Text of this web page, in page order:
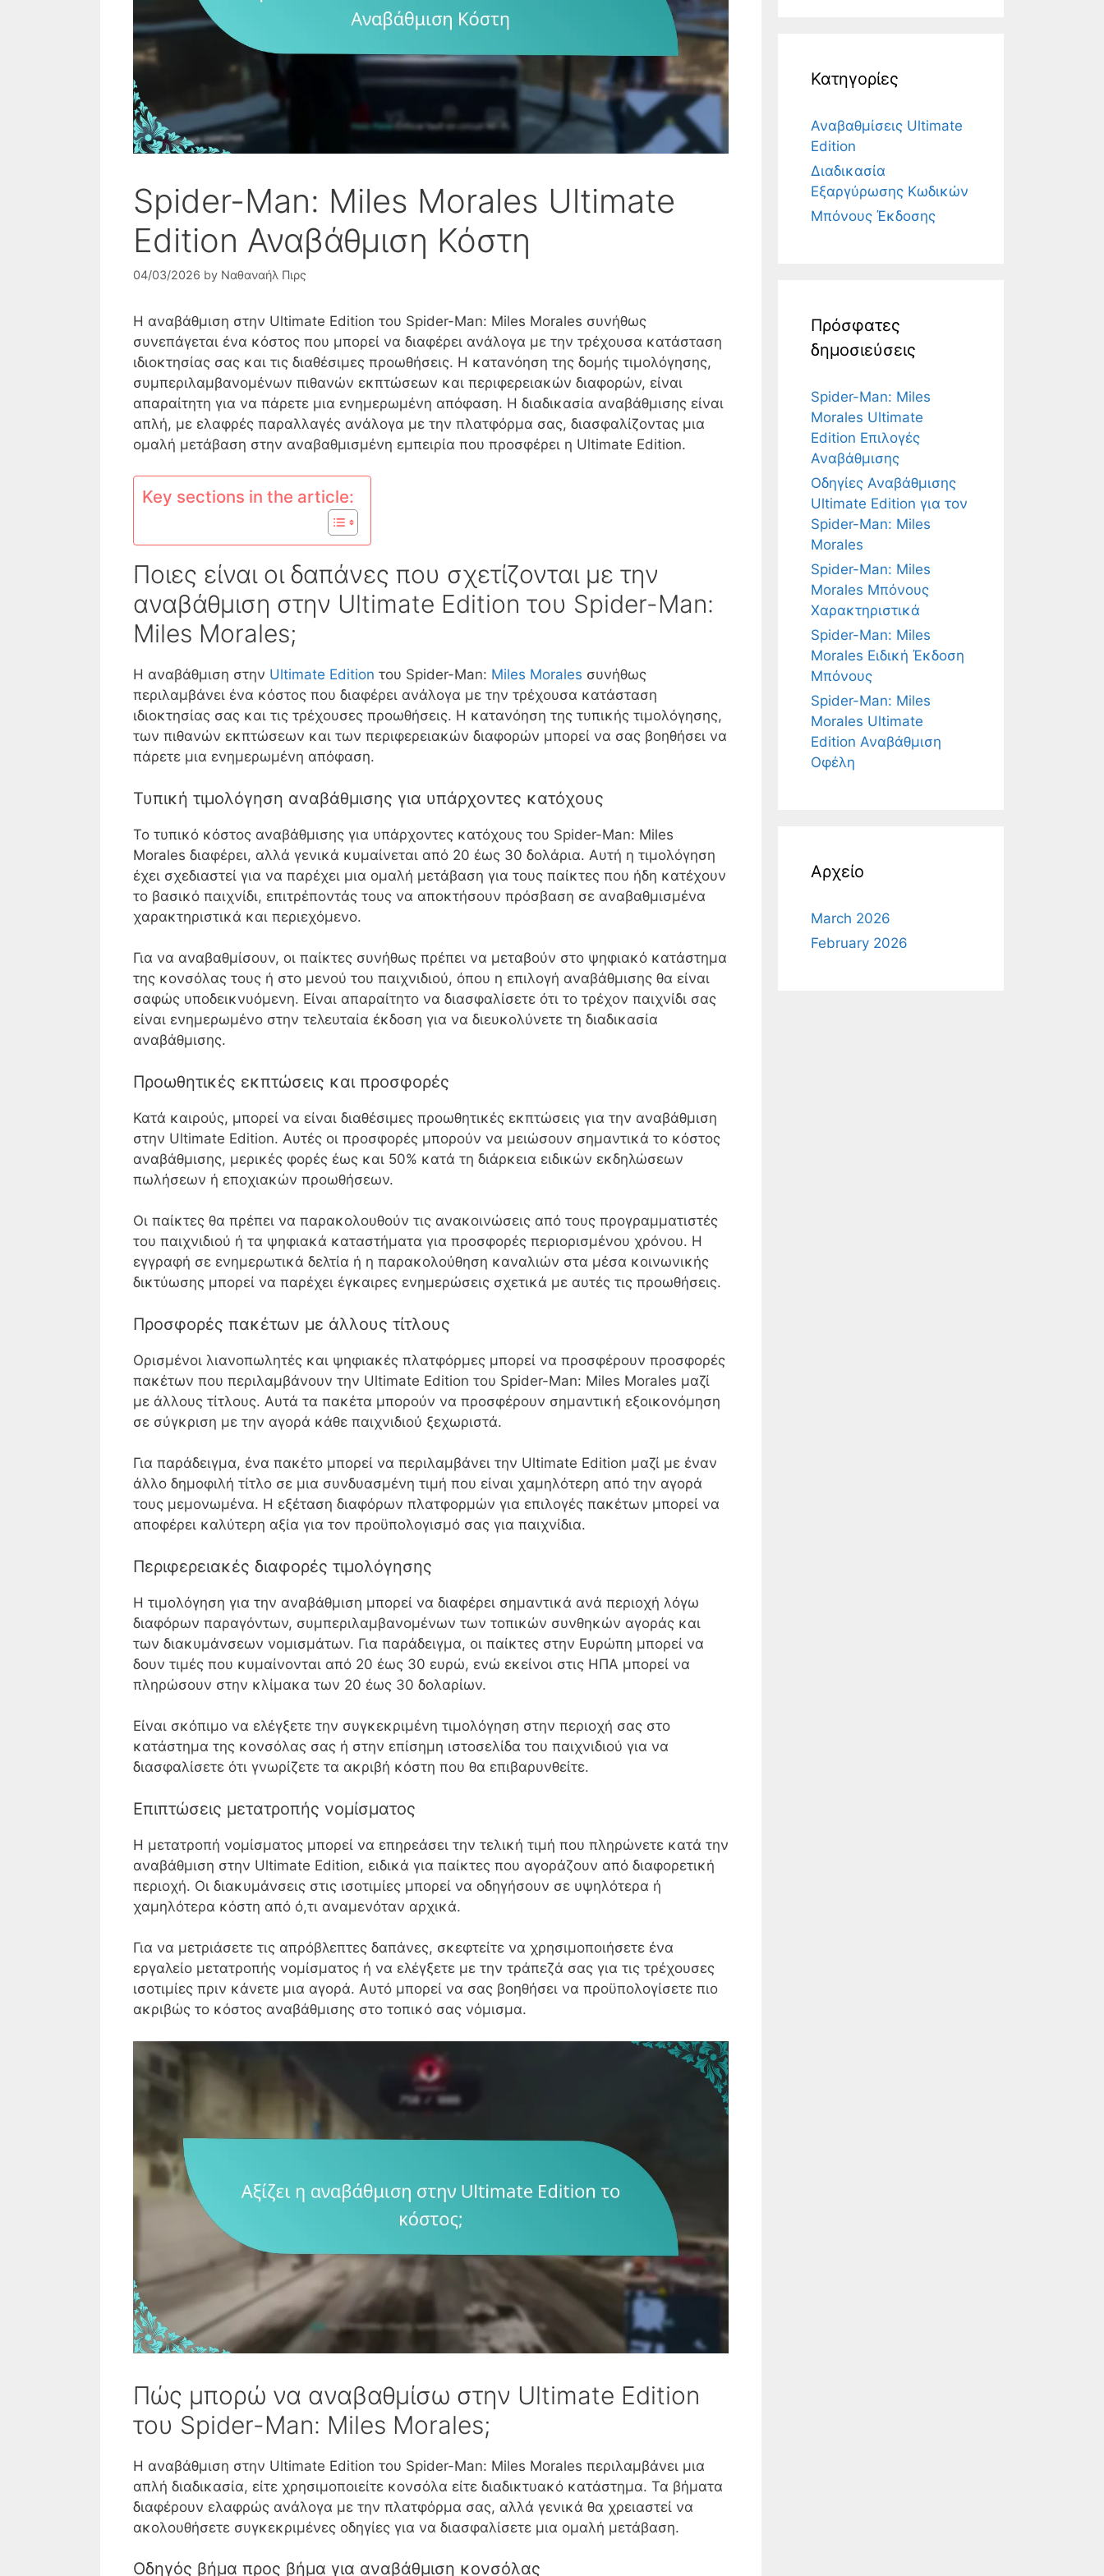
Spider-Man: Miles Morales Ultimate
Edition Αναβάθμιση Κόστη
04/03/2026 by Ναθαναήλ Πιρς
Η αναβάθμιση στην Ultimate Edition του Spider-Man: Miles Morales συνήθως
συνεπάγεται ένα κόστος που μπορεί να διαφέρει ανάλογα με την τρέχουσα κατάσταση
ιδιοκτησίας σας και τις διαθέσιμες προωθήσεις. Η κατανόηση της δομής τιμολόγησης,
συμπεριλαμβανομένων πιθανών εκπτώσεων και περιφερειακών διαφορών, είναι
απαραίτητη για να πάρετε μια ενημερωμένη απόφαση. Η διαδικασία αναβάθμισης είναι
απλή, με ελαφρές παραλλαγές ανάλογα με την πλατφόρμα σας, διασφαλίζοντας μια
ομαλή μετάβαση στην αναβαθμισμένη εμπειρία που προσφέρει η Ultimate Edition.
Key sections in the article:
Ποιες είναι οι δαπάνες που σχετίζονται με την
αναβάθμιση στην Ultimate Edition του Spider-Man:
Miles Morales;
Η αναβάθμιση στην Ultimate Edition του Spider-Man: Miles Morales συνήθως
περιλαμβάνει ένα κόστος που διαφέρει ανάλογα με την τρέχουσα κατάσταση
ιδιοκτησίας σας και τις τρέχουσες προωθήσεις. Η κατανόηση της τυπικής τιμολόγησης,
των πιθανών εκπτώσεων και των περιφερειακών διαφορών μπορεί να σας βοηθήσει να
πάρετε μια ενημερωμένη απόφαση.
Τυπική τιμολόγηση αναβάθμισης για υπάρχοντες κατόχους
Το τυπικό κόστος αναβάθμισης για υπάρχοντες κατόχους του Spider-Man: Miles
Morales διαφέρει, αλλά γενικά κυμαίνεται από 20 έως 30 δολάρια. Αυτή η τιμολόγηση
έχει σχεδιαστεί για να παρέχει μια ομαλή μετάβαση για τους παίκτες που ήδη κατέχουν
το βασικό παιχνίδι, επιτρέποντάς τους να αποκτήσουν πρόσβαση σε αναβαθμισμένα
χαρακτηριστικά και περιεχόμενο.
Για να αναβαθμίσουν, οι παίκτες συνήθως πρέπει να μεταβούν στο ψηφιακό κατάστημα
της κονσόλας τους ή στο μενού του παιχνιδιού, όπου η επιλογή αναβάθμισης θα είναι
σαφώς υποδεικνυόμενη. Είναι απαραίτητο να διασφαλίσετε ότι το τρέχον παιχνίδι σας
είναι ενημερωμένο στην τελευταία έκδοση για να διευκολύνετε τη διαδικασία
αναβάθμισης.
Προωθητικές εκπτώσεις και προσφορές
Κατά καιρούς, μπορεί να είναι διαθέσιμες προωθητικές εκπτώσεις για την αναβάθμιση
στην Ultimate Edition. Αυτές οι προσφορές μπορούν να μειώσουν σημαντικά το κόστος
αναβάθμισης, μερικές φορές έως και 50% κατά τη διάρκεια ειδικών εκδηλώσεων
πωλήσεων ή εποχιακών προωθήσεων.
Οι παίκτες θα πρέπει να παρακολουθούν τις ανακοινώσεις από τους προγραμματιστές
του παιχνιδιού ή τα ψηφιακά καταστήματα για προσφορές περιορισμένου χρόνου. Η
εγγραφή σε ενημερωτικά δελτία ή η παρακολούθηση καναλιών στα μέσα κοινωνικής
δικτύωσης μπορεί να παρέχει έγκαιρες ενημερώσεις σχετικά με αυτές τις προωθήσεις.
Προσφορές πακέτων με άλλους τίτλους
Ορισμένοι λιανοπωλητές και ψηφιακές πλατφόρμες μπορεί να προσφέρουν προσφορές
πακέτων που περιλαμβάνουν την Ultimate Edition του Spider-Man: Miles Morales μαζί
με άλλους τίτλους. Αυτά τα πακέτα μπορούν να προσφέρουν σημαντική εξοικονόμηση
σε σύγκριση με την αγορά κάθε παιχνιδιού ξεχωριστά.
Για παράδειγμα, ένα πακέτο μπορεί να περιλαμβάνει την Ultimate Edition μαζί με έναν
άλλο δημοφιλή τίτλο σε μια συνδυασμένη τιμή που είναι χαμηλότερη από την αγορά
τους μεμονωμένα. Η εξέταση διαφόρων πλατφορμών για επιλογές πακέτων μπορεί να
αποφέρει καλύτερη αξία για τον προϋπολογισμό σας για παιχνίδια.
Περιφερειακές διαφορές τιμολόγησης
Η τιμολόγηση για την αναβάθμιση μπορεί να διαφέρει σημαντικά ανά περιοχή λόγω
διαφόρων παραγόντων, συμπεριλαμβανομένων των τοπικών συνθηκών αγοράς και
των διακυμάνσεων νομισμάτων. Για παράδειγμα, οι παίκτες στην Ευρώπη μπορεί να
δουν τιμές που κυμαίνονται από 20 έως 30 ευρώ, ενώ εκείνοι στις ΗΠΑ μπορεί να
πληρώσουν στην κλίμακα των 20 έως 30 δολαρίων.
Είναι σκόπιμο να ελέγξετε την συγκεκριμένη τιμολόγηση στην περιοχή σας στο
κατάστημα της κονσόλας σας ή στην επίσημη ιστοσελίδα του παιχνιδιού για να
διασφαλίσετε ότι γνωρίζετε τα ακριβή κόστη που θα επιβαρυνθείτε.
Επιπτώσεις μετατροπής νομίσματος
Η μετατροπή νομίσματος μπορεί να επηρεάσει την τελική τιμή που πληρώνετε κατά την
αναβάθμιση στην Ultimate Edition, ειδικά για παίκτες που αγοράζουν από διαφορετική
περιοχή. Οι διακυμάνσεις στις ισοτιμίες μπορεί να οδηγήσουν σε υψηλότερα ή
χαμηλότερα κόστη από ό,τι αναμενόταν αρχικά.
Για να μετριάσετε τις απρόβλεπτες δαπάνες, σκεφτείτε να χρησιμοποιήσετε ένα
εργαλείο μετατροπής νομίσματος ή να ελέγξετε με την τράπεζά σας για τις τρέχουσες
ισοτιμίες πριν κάνετε μια αγορά. Αυτό μπορεί να σας βοηθήσει να προϋπολογίσετε πιο
ακριβώς το κόστος αναβάθμισης στο τοπικό σας νόμισμα.
Πώς μπορώ να αναβαθμίσω στην Ultimate Edition
του Spider-Man: Miles Morales;
Η αναβάθμιση στην Ultimate Edition του Spider-Man: Miles Morales περιλαμβάνει μια
απλή διαδικασία, είτε χρησιμοποιείτε κονσόλα είτε διαδικτυακό κατάστημα. Τα βήματα
διαφέρουν ελαφρώς ανάλογα με την πλατφόρμα σας, αλλά γενικά θα χρειαστεί να
ακολουθήσετε συγκεκριμένες οδηγίες για να διασφαλίσετε μια ομαλή μετάβαση.
Οδηγός βήμα προς βήμα για αναβάθμιση κονσόλας
Κατηγορίες
Αναβαθμίσεις Ultimate
Edition
Διαδικασία
Εξαργύρωσης Κωδικών
Μπόνους Έκδοσης
Πρόσφατες
δημοσιεύσεις
Spider-Man: Miles
Morales Ultimate
Edition Επιλογές
Αναβάθμισης
Οδηγίες Αναβάθμισης
Ultimate Edition για τον
Spider-Man: Miles
Morales
Spider-Man: Miles
Morales Μπόνους
Χαρακτηριστικά
Spider-Man: Miles
Morales Ειδική Έκδοση
Μπόνους
Spider-Man: Miles
Morales Ultimate
Edition Αναβάθμιση
Οφέλη
Αρχείο
March 2026
February 2026